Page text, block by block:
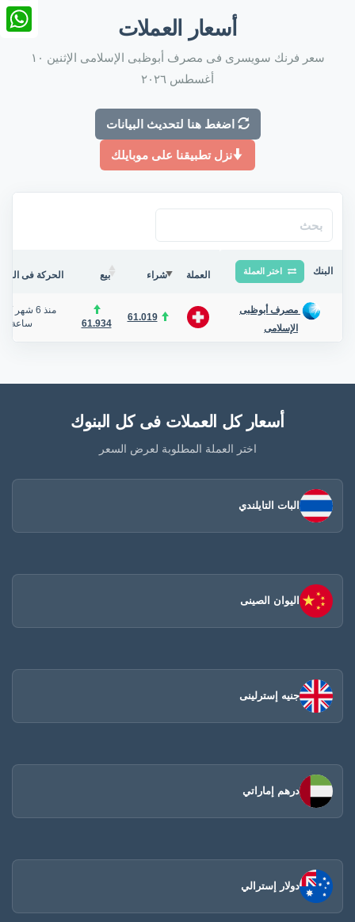
أسعار العملات
سعر فرنك سويسرى فى مصرف أبوظبى الإسلامى الإثنين ١٠
أغسطس ٢٠٢٦
اضغط هنا لتحديث البيانات
نزل تطبيقنا على موبايلك
البنك اختر العملة العملة شراء بيع الحركة فى
مصرف أبوظبى
الإسلامى
61.019
61.934
منذ 6 شهر
/
ساعة
أسعار كل العملات فى كل البنوك
اختر العملة المطلوبة لعرض السعر
البات التايلندي
اليوان الصينى​
جنيه إسترلينى
درهم إماراتي
دولار إسترالي